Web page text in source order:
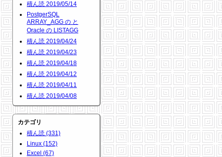
積ん読 2019/05/14
PostgerSQL
ARRAY_AGG の と
Oracle の LISTAGG
積ん読 2019/04/24
積ん読 2019/04/23
積ん読 2019/04/18
積ん読 2019/04/12
積ん読 2019/04/11
積ん読 2019/04/08
カテゴリ
積ん読 (331)
Linux (152)
Excel (67)